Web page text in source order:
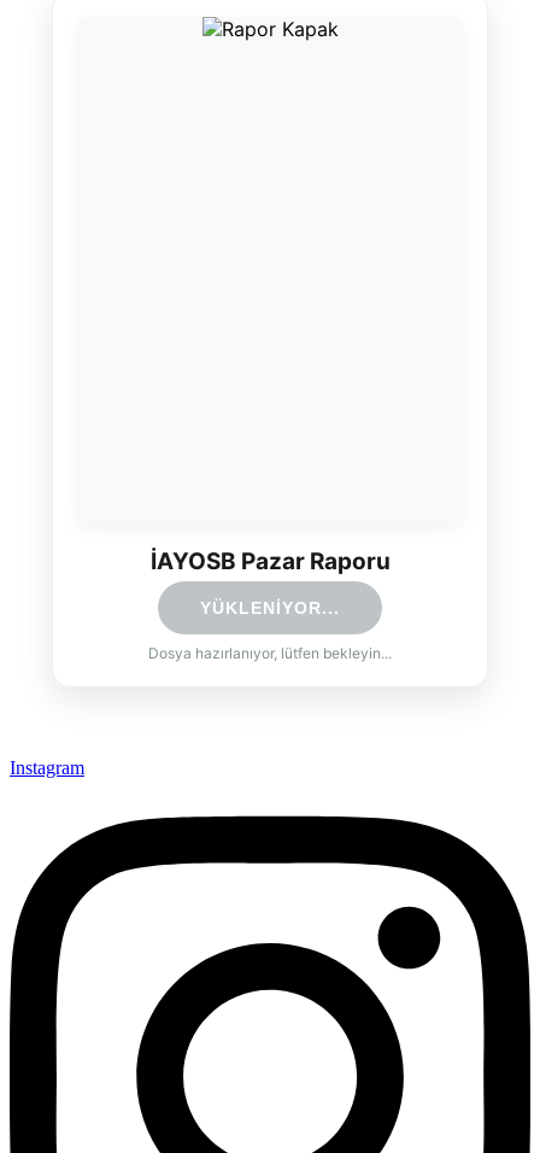
İAYOSB Pazar Raporu
YÜKLENİYOR...
Dosya hazırlanıyor, lütfen bekleyin...
Instagram